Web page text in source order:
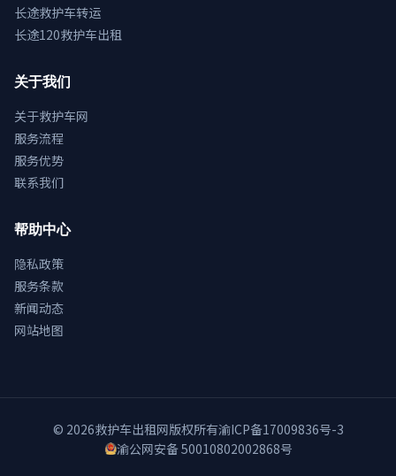
长途救护车转运
长途120救护车出租
关于我们
关于救护车网
服务流程
服务优势
联系我们
帮助中心
隐私政策
服务条款
新闻动态
网站地图
© 2026救护车出租网版权所有渝ICP备17009836号-3
渝公网安备 50010802002868号